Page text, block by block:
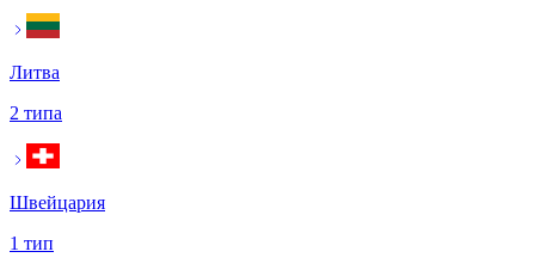
Литва
2 типа
Швейцария
1 тип